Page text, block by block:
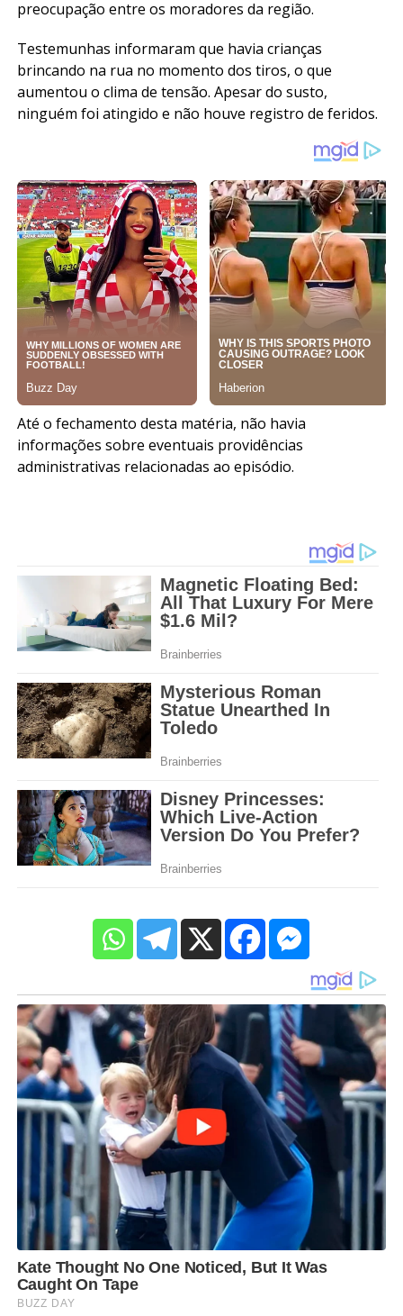
preocupação entre os moradores da região.
Testemunhas informaram que havia crianças
brincando na rua no momento dos tiros, o que
aumentou o clima de tensão. Apesar do susto,
ninguém foi atingido e não houve registro de feridos.
Até o fechamento desta matéria, não havia
informações sobre eventuais providências
administrativas relacionadas ao episódio.